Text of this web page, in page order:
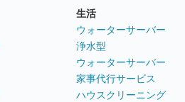
生活
ウォーターサーバー
浄水型
ウォーターサーバー
家事代行サービス
ハウスクリーニング